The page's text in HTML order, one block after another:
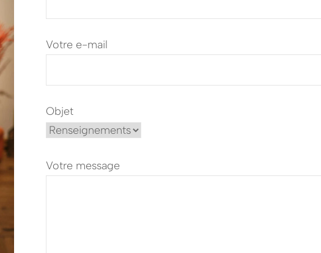
Votre e-mail
Objet
Votre message